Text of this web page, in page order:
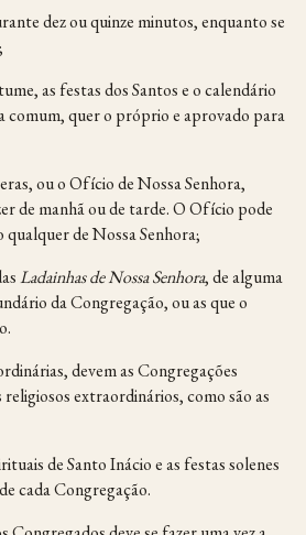
dez ou quinze minutos, enquanto se
as festas dos Santos e o calendário
comum, quer o próprio e aprovado para
ou o Ofício de Nossa Senhora,
de manhã ou de tarde. O Ofício pode
de Nossa Senhora;
Ladainhas de Nossa Senhora, de alguma
da Congregação, ou as que o
devem as Congregações
extraordinários, como são as
de Santo Inácio e as festas solenes
cada Congregação.